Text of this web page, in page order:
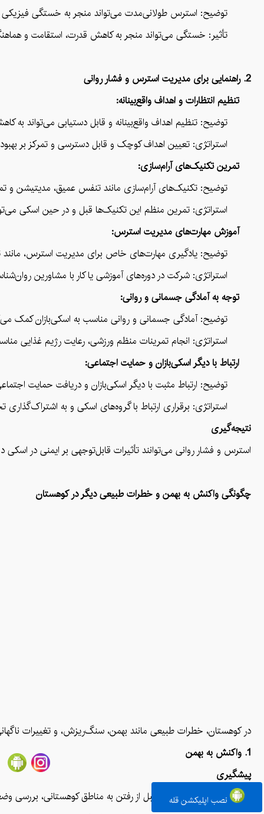
توضیح: استرس طولانی‌مدت می‌تواند منجر به خستگی فیزیکی و
تأثیر: خستگی می‌تواند منجر به کاهش قدرت، استقامت و
2. راهنمایی برای مدیریت استرس و فشار روانی
تنظیم انتظارات و اهداف واقع‌بینانه:
توضیح: تنظیم اهداف واقع‌بینانه و قابل دستیابی می‌تواند به
استراتژی: تعیین اهداف کوچک و قابل دسترسی و تمرکز بر
تمرین تکنیک‌های آرام‌سازی:
توضیح: تکنیک‌های آرام‌سازی مانند تنفس عمیق، مدیتیشن و
استراتژی: تمرین منظم این تکنیک‌ها قبل و در حین اسکی
آموزش مهارت‌های مدیریت استرس:
توضیح: یادگیری مهارت‌های خاص برای مدیریت استرس، مانند
استراتژی: شرکت در دوره‌های آموزشی یا کار با مشاورین
توجه به آمادگی جسمانی و روانی:
توضیح: آمادگی جسمانی و روانی مناسب به اسکی‌بازان کمک می‌کند
استراتژی: انجام تمرینات منظم ورزشی، رعایت رژیم غذایی
ارتباط با دیگر اسکی‌بازان و حمایت اجتماعی:
توضیح: ارتباط مثبت با دیگر اسکی‌بازان و دریافت حمایت
استراتژی: برقراری ارتباط با گروه‌های اسکی و به
نتیجه‌گیری
استرس و فشار روانی می‌توانند تأثیرات قابل‌توجهی بر ایمنی در
چگونگی واکنش به بهمن و خطرات طبیعی دیگر در کوهستان
در کوهستان، خطرات طبیعی مانند بهمن، سنگ‌ریزش، و تغییرات
1. واکنش به بهمن
پیشگیری
اطلاع از وضعیت بهمن: قبل از رفتن به مناطق کوهستانی، بررسی